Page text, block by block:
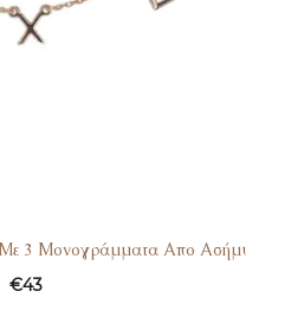
3 Μονογράμματα Απο Ασήμι
€43